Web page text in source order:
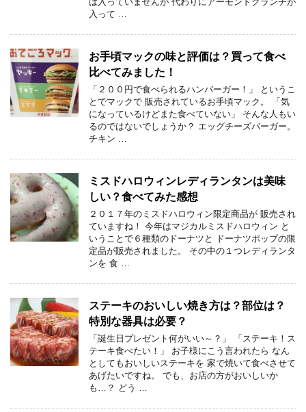
入って …
お手頃マックの味と評価は？買って食べ
比べてみました！
「２００円で食べられるハンバーガー！」 というこ
とでマックで 販売されているお手頃マック。 「気
になっているけどまた食べていない」 そんな人もい
るのではないでしょうか？ エッグチーズバーガー。
チキン …
ミスドハロウィンレディランタンは美味
しい？食べてみた感想
２０１７年のミスドハロウィン限定商品が 販売され
ていますね！ 今年はマジカルミスドハロウィン と
いうことで６種類のドーナツと ドーナツポップの限
定品が販売されました。 その中の１つレディランタ
ンを 食 …
ステーキのおいしい焼き方は？部位は？
特別な器具は必要？
「誕生日プレゼント何がいい～？」 「ステーキ！ス
テーキ食べたい！」 お子様にこう言われたら なん
としてもおいしいステーキを 家で焼いて食べさせて
あげたいですね。 でも、お店の方がおいしいか
も…？ どう …